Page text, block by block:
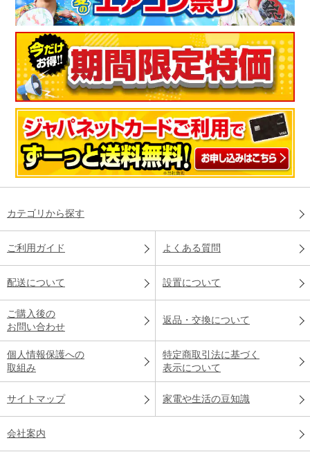
カテゴリから探す
ご利用ガイド よくある質問
配送について 設置について
ご購入後の
お問い合わせ
返品・交換について
個人情報保護への
取組み
特定商取引法に基づく
表示について
サイトマップ 家電や生活の豆知識
会社案内